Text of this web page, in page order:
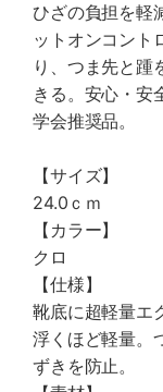
ひざの負担を軽
ットオンコント
り、つま先と踵
きる。安心・安
学会推奨品。
【サイズ】
24.0ｃｍ
【カラー】
クロ
【仕様】
靴底に超軽量エ
浮くほど軽量。
ずきを防止。